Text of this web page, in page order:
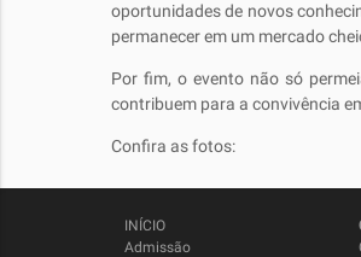
oportunidades de novos
permanecer em um mercado
Por fim, o evento não só
contribuem para a convivência
Confira as fotos:
INÍCIO
Admissão